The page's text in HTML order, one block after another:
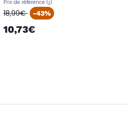
Prix de référence
oldPrice
18,99€ -43%
10,73€